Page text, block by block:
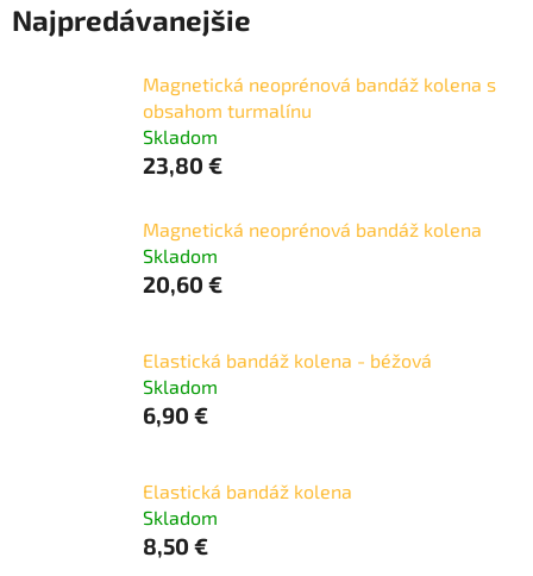
Najpredávanejšie
Magnetická neoprénová bandáž kolena s
obsahom turmalínu
Skladom
23,80 €
Magnetická neoprénová bandáž kolena
Skladom
20,60 €
Elastická bandáž kolena - béžová
Skladom
6,90 €
Elastická bandáž kolena
Skladom
8,50 €